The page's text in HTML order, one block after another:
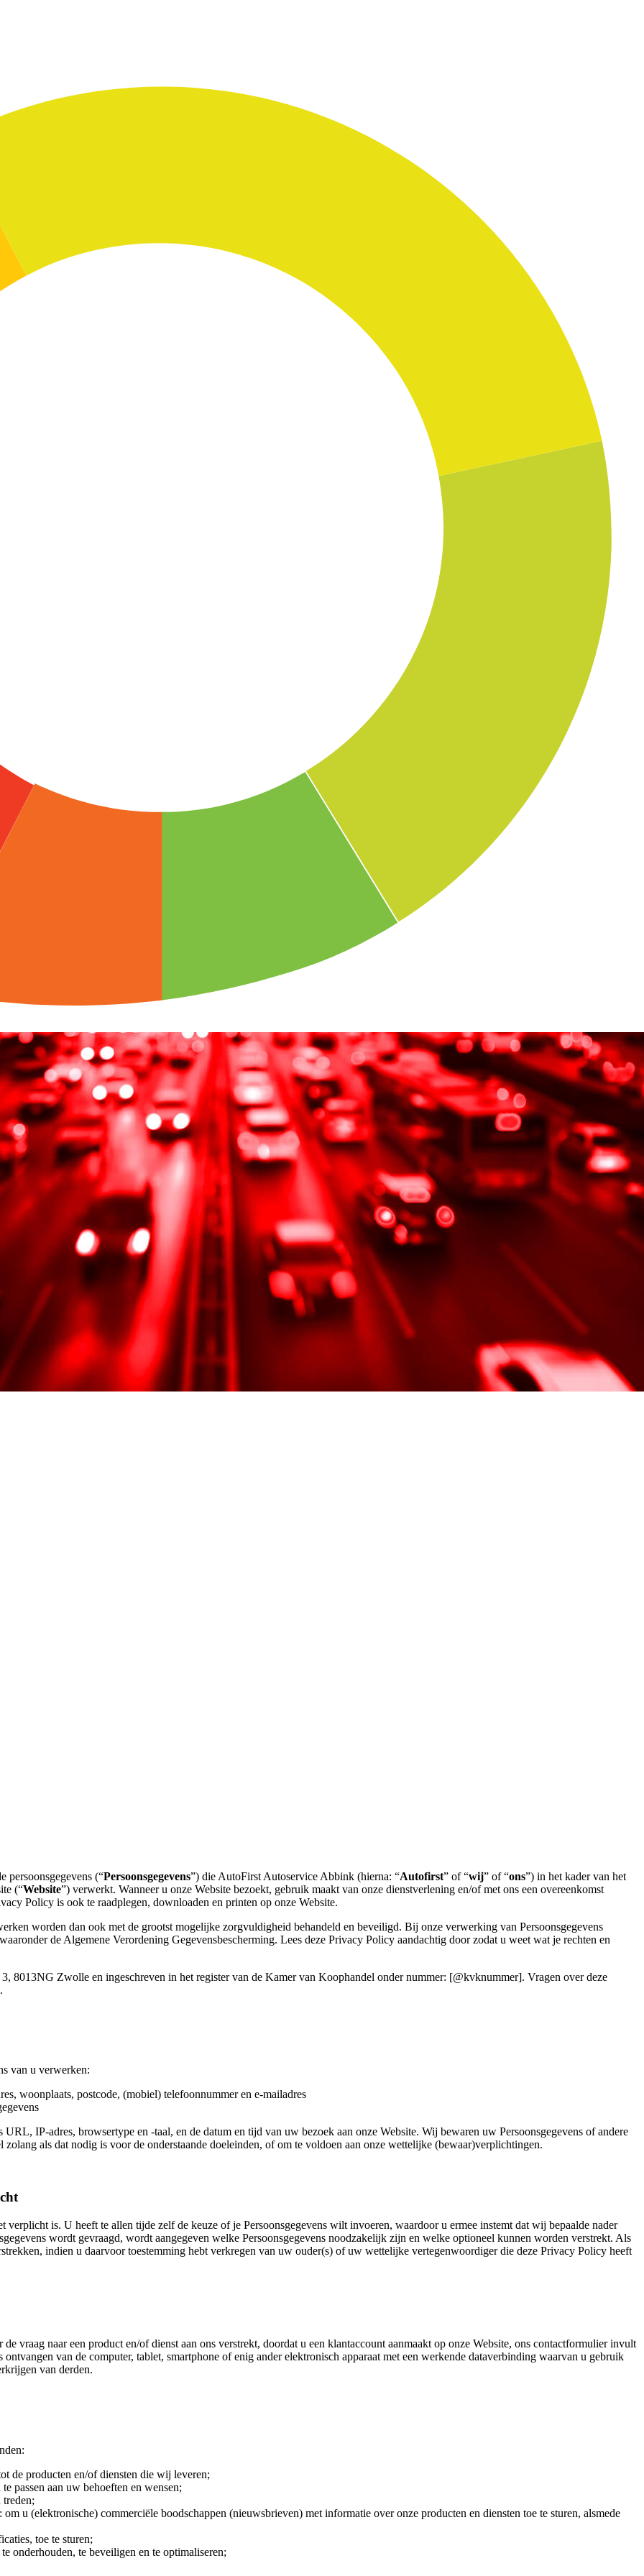
persoonsgegevens (“Persoonsgegevens”) die AutoFirst Autoservice Abbink (hierna: “Autofirst” of “wij” of “ons”) in het kader van het
(“Website”) verwerkt. Wanneer u onze Website bezoekt, gebruik maakt van onze dienstverlening en/of met ons een overeenkomst
Policy is ook te raadplegen, downloaden en printen op onze Website.
worden dan ook met de grootst mogelijke zorgvuldigheid behandeld en beveiligd. Bij onze verwerking van Persoonsgegevens
de Algemene Verordening Gegevensbescherming. Lees deze Privacy Policy aandachtig door zodat u weet wat je rechten en
8013NG Zwolle en ingeschreven in het register van de Kamer van Koophandel onder nummer: [@kvknummer]. Vragen over deze
van u verwerken:
woonplaats, postcode, (mobiel) telefoonnummer en e-mailadres
URL, IP-adres, browsertype en -taal, en de datum en tijd van uw bezoek aan onze Website. Wij bewaren uw Persoonsgegevens of andere
als dat nodig is voor de onderstaande doeleinden, of om te voldoen aan onze wettelijke (bewaar)verplichtingen.
verplicht is. U heeft te allen tijde zelf de keuze of je Persoonsgegevens wilt invoeren, waardoor u ermee instemt dat wij bepaalde nader
wordt gevraagd, wordt aangegeven welke Persoonsgegevens noodzakelijk zijn en welke optioneel kunnen worden verstrekt. Als
indien u daarvoor toestemming hebt verkregen van uw ouder(s) of uw wettelijke vertegenwoordiger die deze Privacy Policy heeft
vraag naar een product en/of dienst aan ons verstrekt, doordat u een klantaccount aanmaakt op onze Website, ons contactformulier invult
van de computer, tablet, smartphone of enig ander elektronisch apparaat met een werkende dataverbinding waarvan u gebruik
van derden.
de producten en/of diensten die wij leveren;
passen aan uw behoeften en wensen;
u (elektronische) commerciële boodschappen (nieuwsbrieven) met informatie over onze producten en diensten toe te sturen, alsmede
toe te sturen;
onderhouden, te beveiligen en te optimaliseren;